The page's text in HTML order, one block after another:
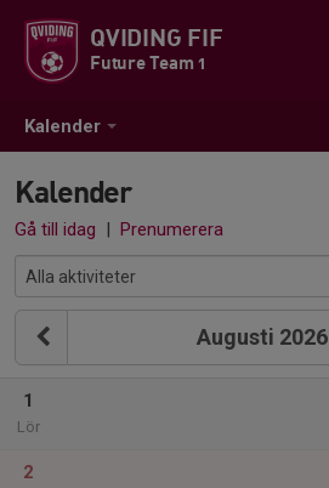
Kalender
QVIDING FIF
Future Team 1
Kalender
Gå till idag | Prenumerera
Augusti 2026
1
Lör
2